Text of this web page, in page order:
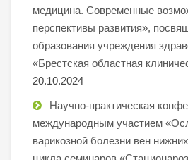
медицина. Современные
перспективы развития»,
образования учреждения
«Брестская областная
20.10.2024
Научно-практическая
международным участием
варикозной болезни вен